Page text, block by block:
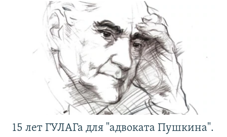
15 лет ГУЛАГа для "адвоката Пушкина".